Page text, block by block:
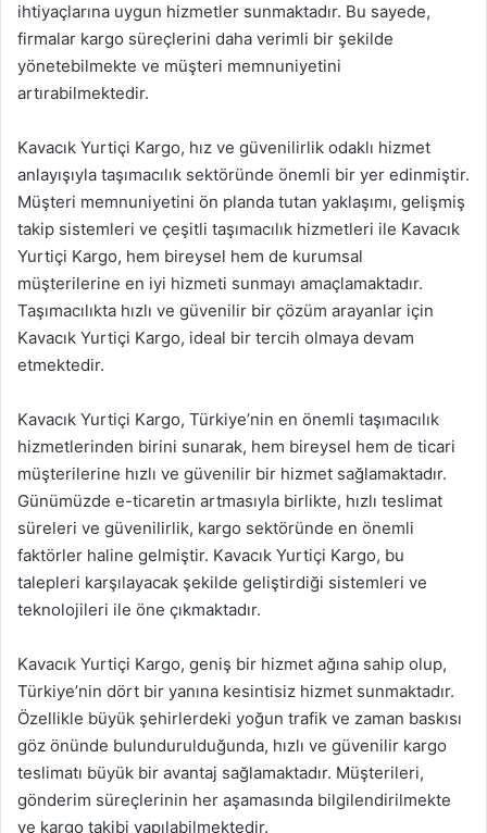
ihtiyaçlarına uygun hizmetler sunmaktadır. Bu sayede,
firmalar kargo süreçlerini daha verimli bir şekilde
yönetebilmekte ve müşteri memnuniyetini
artırabilmektedir.
Kavacık Yurtiçi Kargo, hız ve güvenilirlik odaklı hizmet
anlayışıyla taşımacılık sektöründe önemli bir yer edinmiştir.
Müşteri memnuniyetini ön planda tutan yaklaşımı, gelişmiş
takip sistemleri ve çeşitli taşımacılık hizmetleri ile Kavacık
Yurtiçi Kargo, hem bireysel hem de kurumsal
müşterilerine en iyi hizmeti sunmayı amaçlamaktadır.
Taşımacılıkta hızlı ve güvenilir bir çözüm arayanlar için
Kavacık Yurtiçi Kargo, ideal bir tercih olmaya devam
etmektedir.
Kavacık Yurtiçi Kargo, Türkiye’nin en önemli taşımacılık
hizmetlerinden birini sunarak, hem bireysel hem de ticari
müşterilerine hızlı ve güvenilir bir hizmet sağlamaktadır.
Günümüzde e-ticaretin artmasıyla birlikte, hızlı teslimat
süreleri ve güvenilirlik, kargo sektöründe en önemli
faktörler haline gelmiştir. Kavacık Yurtiçi Kargo, bu
talepleri karşılayacak şekilde geliştirdiği sistemleri ve
teknolojileri ile öne çıkmaktadır.
Kavacık Yurtiçi Kargo, geniş bir hizmet ağına sahip olup,
Türkiye’nin dört bir yanına kesintisiz hizmet sunmaktadır.
Özellikle büyük şehirlerdeki yoğun trafik ve zaman baskısı
göz önünde bulundurulduğunda, hızlı ve güvenilir kargo
teslimatı büyük bir avantaj sağlamaktadır. Müşterileri,
gönderim süreçlerinin her aşamasında bilgilendirilmekte
ve kargo takibi yapılabilmektedir.